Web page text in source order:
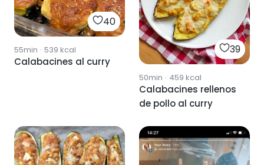
40
55min · 539 kcal
Calabacines al curry
39
50min · 459 kcal
Calabacines rellenos
de pollo al curry